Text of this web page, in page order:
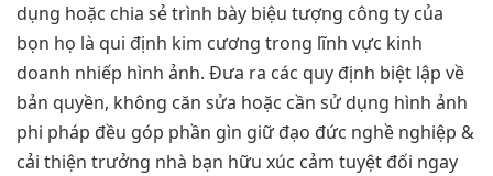
dụng hoặc chia sẻ trình bày biệu tượng công ty của
bọn họ là qui định kim cương trong lĩnh vực kinh
doanh nhiếp hình ảnh. Đưa ra các quy định biệt lập về
bản quyền, không căn sửa hoặc cần sử dụng hình ảnh
phi pháp đều góp phần gìn giữ đạo đức nghề nghiệp &
cải thiện trưởng nhà bạn hữu xúc cảm tuyệt đối ngay